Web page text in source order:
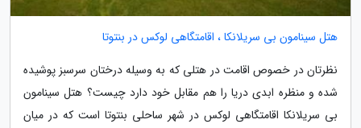
هتل سینامون بی سریلانکا ، اقامتگاهی لوکس در بنتوتا
نظرتان در خصوص اقامت در هتلی که به وسیله درختان سرسبز پوشیده
شده و منظره ابدی دریا را هم مقابل خود دارد چیست؟ هتل سینامون
بی سریلانکا اقامتگاهی لوکس در شهر ساحلی بنتوتا است که در میان